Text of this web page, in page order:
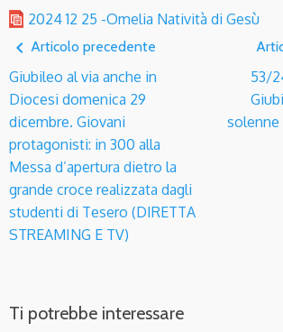
2024 12 25 -Omelia Natività di Gesù
navigate_before Articolo precedente
Giubileo al via anche in
Diocesi domenica 29
dicembre. Giovani
protagonisti: in 300 alla
Messa d’apertura dietro la
grande croce realizzata dagli
studenti di Tesero (DIRETTA
STREAMING E TV)
53/
solenne
Ti potrebbe interessare